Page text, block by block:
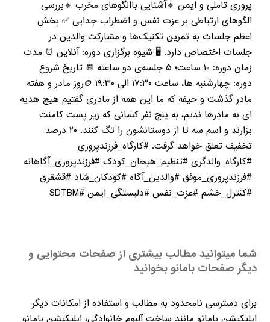
پروری تاملی و ایمن 🔹️آشنایی باالگوهای مخرب 🔹️بررسی
الگوهای ارتباطی بر عزت نفس و اضطراب جدایی ✅ بخش
اعظم جلسات به تمرین تکنیک‌ها و مشارکت والدین در
جلسات اختصاص دارد. 🖥️ شیوه برگزاری دوره: آنلاین ⏰ مدت
زمان دوره: ۱۰ ساعت؛ ۵ جلسه‌ی دو ساعته 📆 تاریخ شروع
دوره: چهارشنبه ها، ساعت ۱۷:۳۰ الی ۱۹:۳۰ 🪙روز مادر و هفته
مادر گذشت و حیفه که ما این همه از مادری گفتیم هیچ هدیه
ای به مادرها ندیم، به پنج نفر کسانی که زیر پست کامنت
بزارند و اسم سه تا از دوستانشون را تگ کنند. ۲۰ درصد
تخفیف تعلق خواهد گرفت. #کارگاه_فرزندپروری
#کارگاه_والدگری #تنظیم_هیجان_کودک #فرزندپروری_آگاهانه
#فرزندپروری_موفق #والدین_آگاه #کودکان_شاد #قشقرق
#کنترل_خشم #عزت_نفس #دلبستگی_ایمن #SDTBM
شما میتوانید مطالب بیشتری از صفحات محتوایی و
دیگر صفحات بامانو بخوانید
برای دسترسی نامحدود به مطالب و استفاده از امکانات دیگر
اپلیکیشن بامانو مانند ساخت آلبوم خانوادگی، اپلیکیشن بامانو